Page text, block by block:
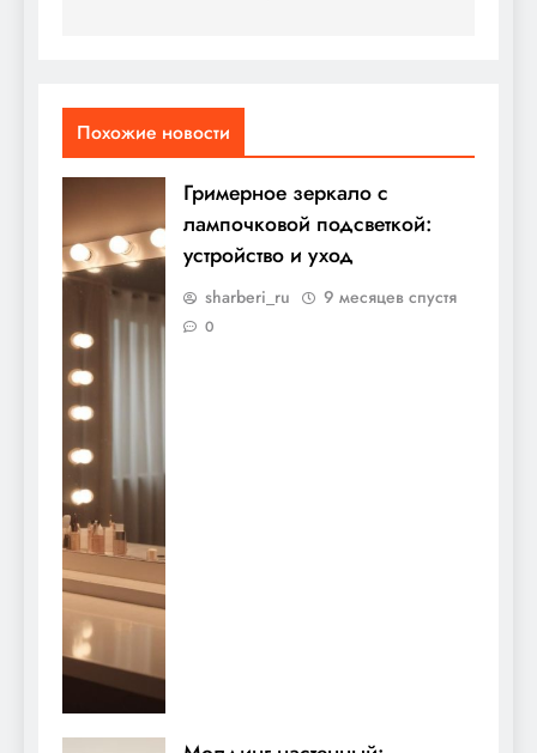
Похожие новости
Гримерное зеркало с
лампочковой подсветкой:
устройство и уход
sharberi_ru 9 месяцев спустя
0